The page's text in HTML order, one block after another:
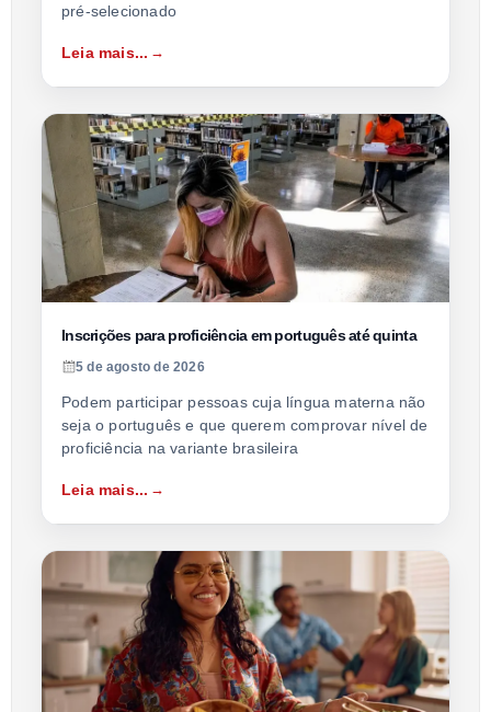
pré-selecionado
Leia mais...
Inscrições para proficiência em português até quinta
5 de agosto de 2026
Podem participar pessoas cuja língua materna não
seja o português e que querem comprovar nível de
proficiência na variante brasileira
Leia mais...